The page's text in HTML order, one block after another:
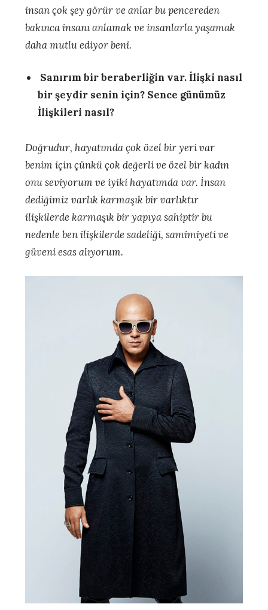
insan çok şey görür ve anlar bu pencereden
bakınca insanı anlamak ve insanlarla yaşamak
daha mutlu ediyor beni.
Sanırım bir beraberliğin var. İlişki nasıl
bir şeydir senin için? Sence günümüz
İlişkileri nasıl?
Doğrudur, hayatımda çok özel bir yeri var
benim için çünkü çok değerli ve özel bir kadın
onu seviyorum ve iyiki hayatımda var. İnsan
dediğimiz varlık karmaşık bir varlıktır
ilişkilerde karmaşık bir yapıya sahiptir bu
nedenle ben ilişkilerde sadeliği, samimiyeti ve
güveni esas alıyorum.